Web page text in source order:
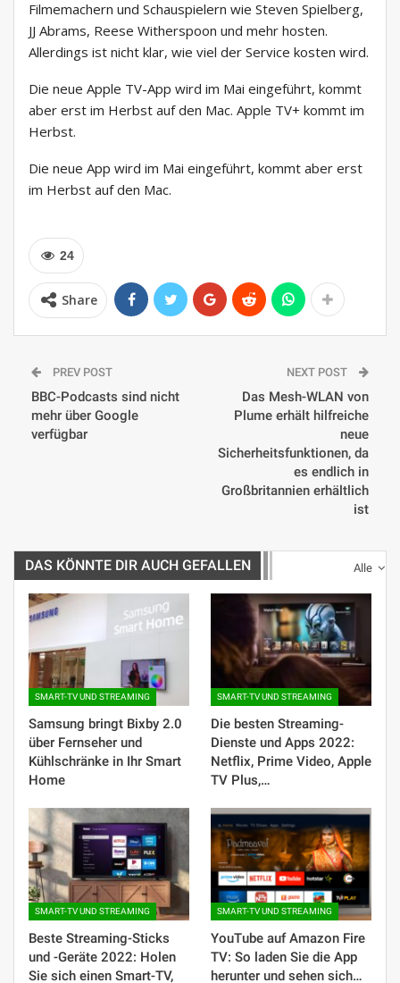
Filmemachern und Schauspielern wie Steven Spielberg,
JJ Abrams, Reese Witherspoon und mehr hosten.
Allerdings ist nicht klar, wie viel der Service kosten wird.
Die neue Apple TV-App wird im Mai eingeführt, kommt
aber erst im Herbst auf den Mac. Apple TV+ kommt im
Herbst.
Die neue App wird im Mai eingeführt, kommt aber erst
im Herbst auf den Mac.
24
Share
PREV POST
BBC-Podcasts sind nicht
mehr über Google
verfügbar
NEXT POST
Das Mesh-WLAN von
Plume erhält hilfreiche
neue
Sicherheitsfunktionen, da
es endlich in
Großbritannien erhältlich
ist
Alle
DAS KÖNNTE DIR AUCH GEFALLEN
SMART-TV UND STREAMING
Samsung bringt Bixby 2.0
über Fernseher und
Kühlschränke in Ihr Smart
Home
SMART-TV UND STREAMING
Die besten Streaming-
Dienste und Apps 2022:
Netflix, Prime Video, Apple
TV Plus,…
SMART-TV UND STREAMING
Beste Streaming-Sticks
und -Geräte 2022: Holen
Sie sich einen Smart-TV,
SMART-TV UND STREAMING
YouTube auf Amazon Fire
TV: So laden Sie die App
herunter und sehen sich…